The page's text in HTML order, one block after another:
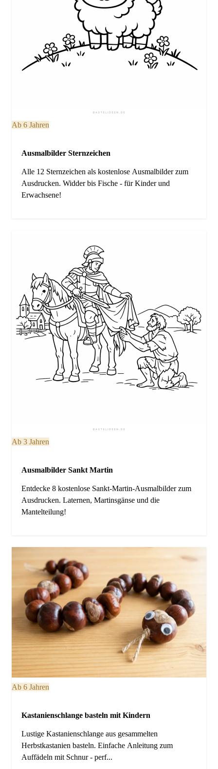
Ab 6 Jahren
Ausmalbilder Sternzeichen
Alle 12 Sternzeichen als kostenlose Ausmalbilder zum
Ausdrucken. Widder bis Fische - für Kinder und
Erwachsene!
Ab 3 Jahren
Ausmalbilder Sankt Martin
Entdecke 8 kostenlose Sankt-Martin-Ausmalbilder zum
Ausdrucken. Laternen, Martinsgänse und die
Mantelteilung!
Ab 6 Jahren
Kastanienschlange basteln mit Kindern
Lustige Kastanienschlange aus gesammelten
Herbstkastanien basteln. Einfache Anleitung zum
Auffädeln mit Schnur - perf...